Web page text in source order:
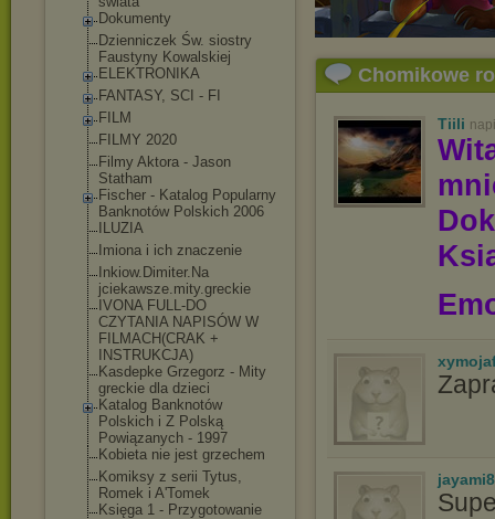
Dokumenty
Dzienniczek Św. siostry
Faustyny Kowalskiej
ELEKTRONIKA
FANTASY, SCI - FI
FILM
FILMY 2020
Filmy Aktora - Jason
Statham
Fischer - Katalog Popularny
Banknotów Polskich 2006
ILUZIA
Imiona i ich znaczenie
Inkiow.Dimiter.Na
jciekawsze.mity.greckie
IVONA FULL-DO
CZYTANIA NAPISÓW W
FILMACH(CRAK +
INSTRUKCJA)
Kasdepke Grzegorz - Mity
greckie dla dzieci
Katalog Banknotów
Polskich i Z Polską
Powiązanych - 1997
Kobieta nie jest grzechem
Komiksy z serii Tytus,
Romek i A'Tomek
Księga 1 - Przygotowanie
Chomikowe
Tiili